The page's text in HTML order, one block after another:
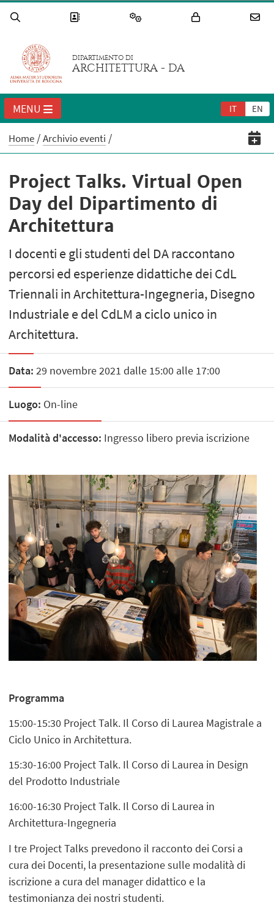
DIPARTIMENTO DI
ARCHITETTURA - DA
IT EN
MENU
Home Archivio eventi
Project Talks. Virtual Open
Day del Dipartimento di
Architettura
I docenti e gli studenti del DA raccontano
percorsi ed esperienze didattiche dei CdL
Triennali in Architettura-Ingegneria, Disegno
Industriale e del CdLM a ciclo unico in
Architettura.
Data: 29 novembre 2021 dalle 15:00 alle 17:00
Luogo: On-line
Modalità d'accesso: Ingresso libero previa iscrizione
Programma
15:00-15:30 Project Talk. Il Corso di Laurea Magistrale a
Ciclo Unico in Architettura.
15:30-16:00 Project Talk. Il Corso di Laurea in Design
del Prodotto Industriale
16:00-16:30 Project Talk. Il Corso di Laurea in
Architettura-Ingegneria
I tre Project Talks prevedono il racconto dei Corsi a
cura dei Docenti, la presentazione sulle modalità di
iscrizione a cura del manager didattico e la
testimonianza dei nostri studenti.